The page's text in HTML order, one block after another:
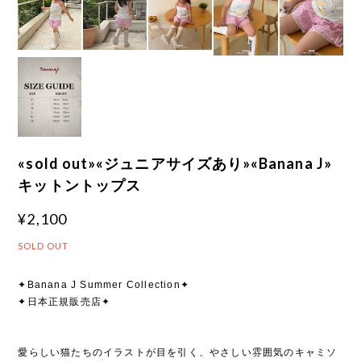
«sold out»«ジュニアサイズあり»«Banana J»
キットントップス
¥2,100
SOLD OUT
✦Banana J Summer Collection✦
✦日本正規販売店✦
愛らしい猫たちのイラストが目を引く、やさしい雰囲気のキャミソ